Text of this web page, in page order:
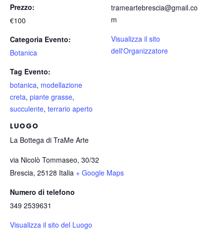
Prezzo:
€100
Categoria Evento:
Botanica
Tag Evento:
botanica, modellazione
creta, piante grasse,
succulente, terrario aperto
LUOGO
La Bottega di TraMe Arte
via Nicolò Tommaseo, 30/32
Brescia, 25128 Italia + Google Maps
Numero di telefono
349 2539631
Visualizza il sito del Luogo
trameartebrescia@gmail.co
m
Visualizza il sito
dell'Organizzatore